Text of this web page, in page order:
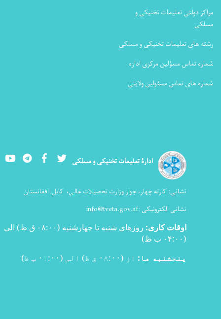
مراکز دولتی تعلیمات تخنیکی و
مسلکی
رشته های تعلیمات تخنیکی و مسلکی
شماره تماس مسؤلین مرکزی اداره
شماره های تماس مسئولین ولایتی
ادارۀ تعلیمات تخنیکی و مسلکی YoutubeLinkedInFacebook Twitter
نشانی: کارته چهار، جوار وزارت تحصیلات عالی، کابل, افغانستان
نشانی الکترونیکی :info@tveta.gov.af
اوقات کاری:
روزهای شنبه تا چهارشنبه (۰۸:۰۰ ق ظ) الی
(۰۴:۰۰ ب ظ
)
پنجشنبه ها: از (۰۸:۰۰ ق ظ) الی (۰۱:۰۰ ب ظ)